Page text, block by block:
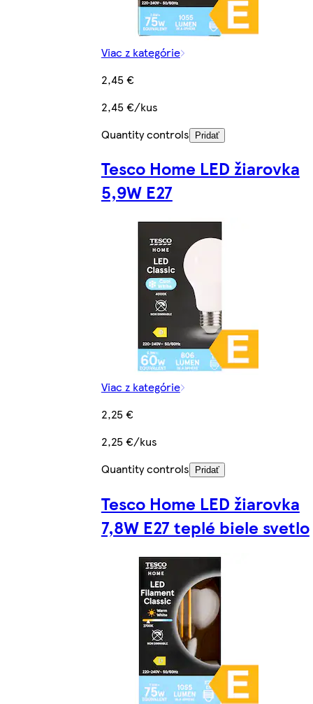
Viac z kategórie
2,45 €
2,45 €/kus
Quantity controls
Pridať
Tesco Home LED žiarovka
5,9W E27
Viac z kategórie
2,25 €
2,25 €/kus
Quantity controls
Pridať
Tesco Home LED žiarovka
7,8W E27 teplé biele svetlo